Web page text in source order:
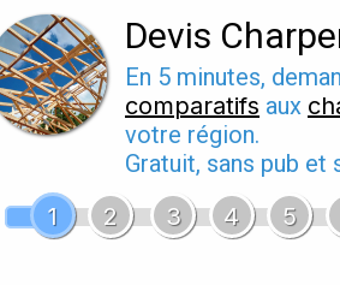
Devis
En 5 minutes,
comparatifs aux
votre région.
Gratuit, sans pub et
1
2 3 4 5